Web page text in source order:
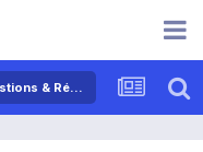
Samsung Galaxy Naos / Teos - Aides, Questions & Réponses